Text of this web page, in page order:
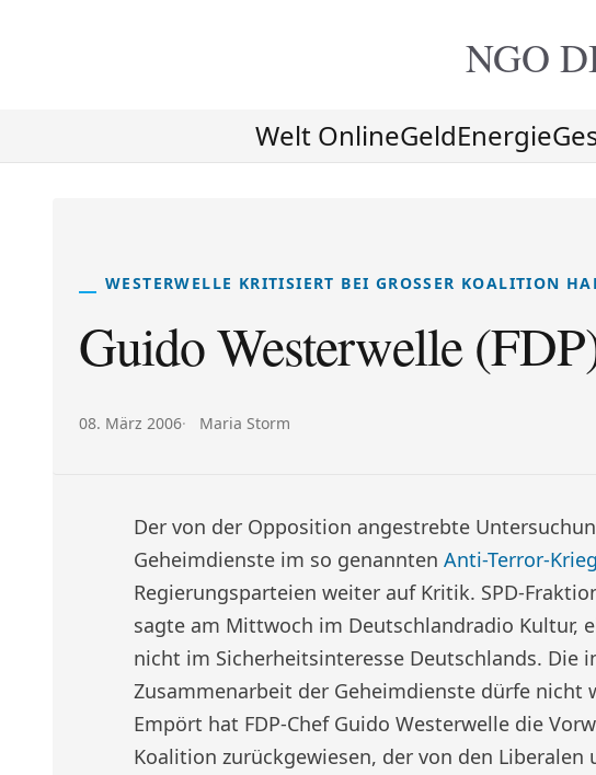
NGO
Welt OnlineGeldEnergie
WESTERWELLE KRITISIERT BEI GROSSER KOALITION
Guido Westerwelle
Veröffentlicht am:
08. März 2006 Autor:
Maria Storm
Der von der Opposition angestrebte
Geheimdienste im so genannten Anti-Terror-Krieg
Regierungsparteien weiter auf Kritik. SPD-
sagte am Mittwoch im Deutschlandradio Kultur,
nicht im Sicherheitsinteresse Deutschlands. Die
Zusammenarbeit der Geheimdienste dürfe nicht
Empört hat FDP-Chef Guido Westerwelle die
Koalition zurückgewiesen, der von den Liberalen